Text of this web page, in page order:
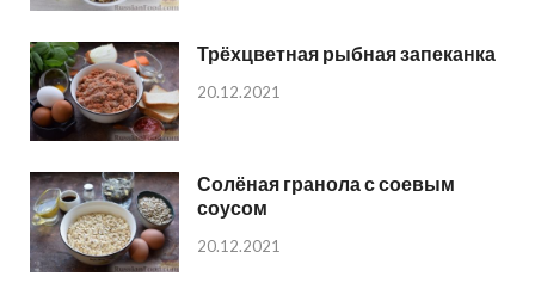
Трёхцветная рыбная запеканка
20.12.2021
Солёная гранола с соевым
соусом
20.12.2021